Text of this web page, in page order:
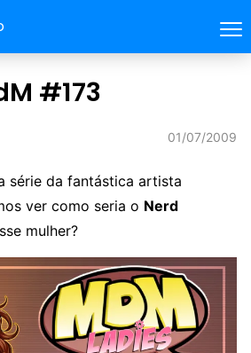
#173
01/07/2009
série da fantástica artista
ver como seria o Nerd
mulher?